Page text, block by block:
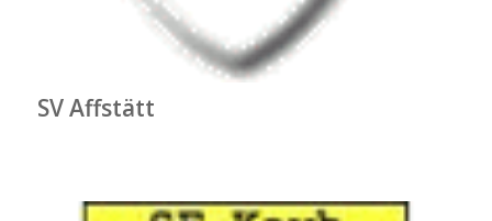
SV Affstätt